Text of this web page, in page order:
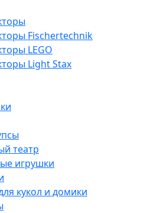
Fisсhertechnik
LEGO
Light Stax
театр
игрушки
кукол и домики